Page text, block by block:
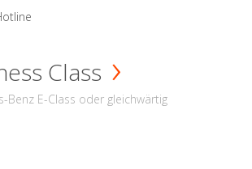
Class
Benz E-Class oder gleichwärtig